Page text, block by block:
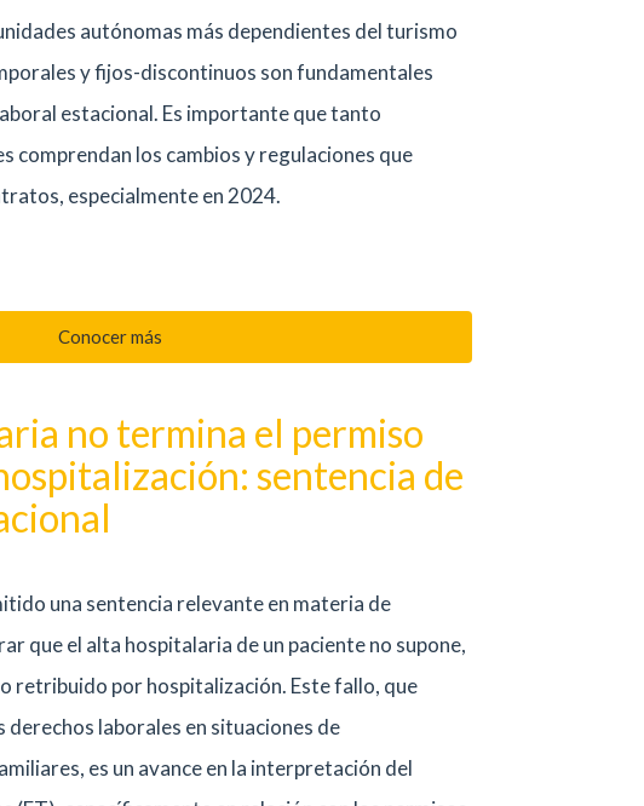
autónomas más dependientes del turismo
y fijos-discontinuos son fundamentales
estacional. Es importante que tanto
comprendan los cambios y regulaciones que
especialmente en 2024.
Conocer más
no termina el permiso
sentencia de
una sentencia relevante en materia de
que el alta hospitalaria de un paciente no supone,
retribuido por hospitalización. Este fallo, que
laborales en situaciones de
es un avance en la interpretación del